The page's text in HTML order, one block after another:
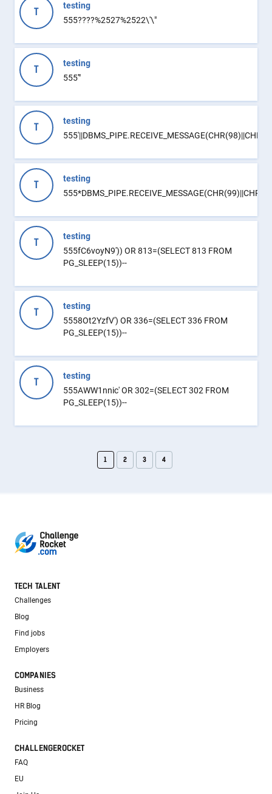
T
testing
555????%2527%2522\'\"
T
testing
555'"
T
testing
T
testing
T
testing
555fC6voyN9')) OR 813=(SELECT 813 FROM
PG_SLEEP(15))--
T
testing
5558Ot2YzfV') OR 336=(SELECT 336 FROM
PG_SLEEP(15))--
T
testing
555AWW1nnic' OR 302=(SELECT 302 FROM
PG_SLEEP(15))--
1 2 3 4
TECH TALENT
Challenges
Blog
Find jobs
Employers
COMPANIES
Business
HR Blog
Pricing
CHALLENGEROCKET
FAQ
EU